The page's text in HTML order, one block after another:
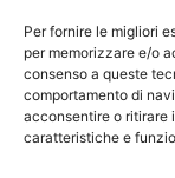
Per fornire le migliori
per memorizzare e/o
consenso a queste
comportamento di
acconsentire o ritirare
caratteristiche e